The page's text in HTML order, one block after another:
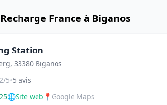
France à Biganos
Station
33380 Biganos
5•5 avis
🌐Site web 📍 Google Maps